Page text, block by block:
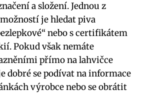
a složení. Jednou z
je hledat piva
nebo s certifikátem
Pokud však nemáte
přímo na lahvičce
dobré se podívat na informace
výrobce nebo se obrátit